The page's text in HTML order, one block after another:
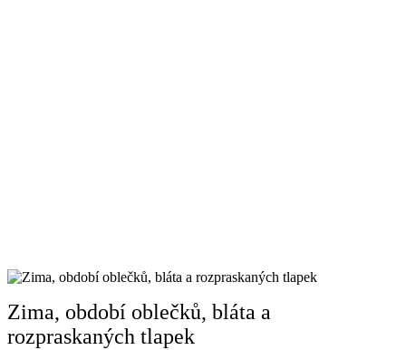
Zima, období oblečků, bláta a
rozpraskaných tlapek